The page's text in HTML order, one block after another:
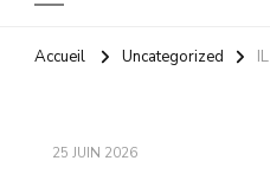
Accueil Uncategorized
25 JUIN 2026